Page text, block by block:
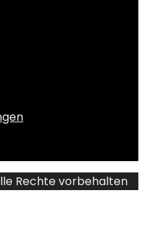
Rechte vorbehalten